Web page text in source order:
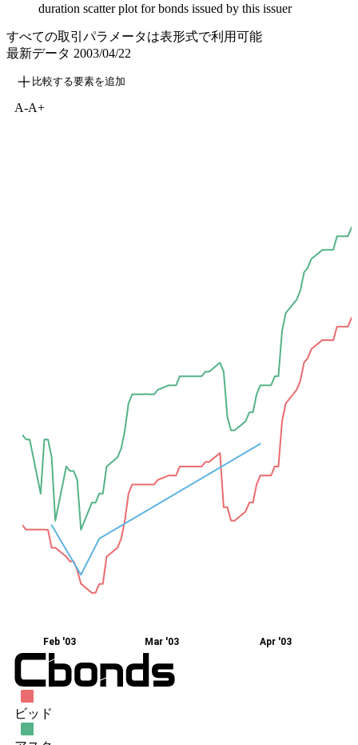
duration scatter plot for bonds issued by this issuer
すべての取引パラメータは表形式で利用可能
最新データ 2003/04/22
比較する要素を追加